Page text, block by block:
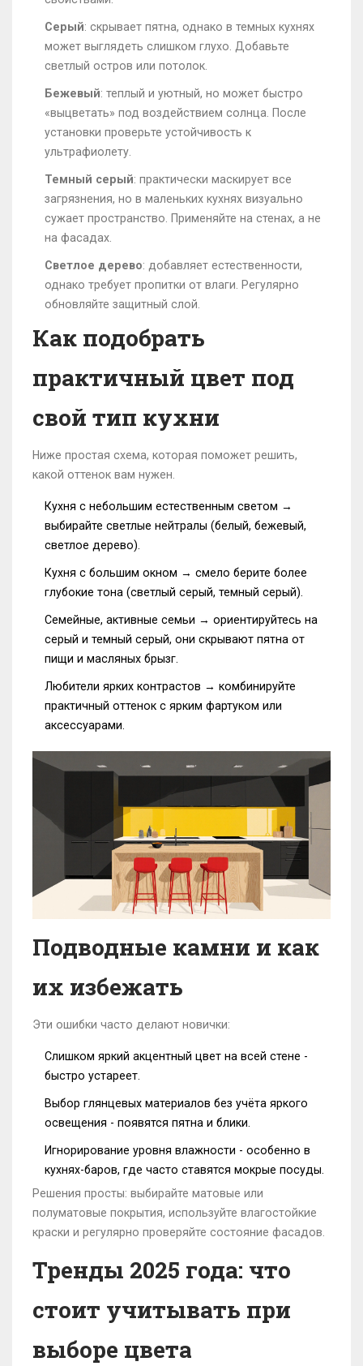
Серый: скрывает пятна, однако в темных кухнях
может выглядеть слишком глухо. Добавьте
светлый остров или потолок.
Бежевый: теплый и уютный, но может быстро
«выцветать» под воздействием солнца. После
установки проверьте устойчивость к
ультрафиолету.
Темный серый: практически маскирует все
загрязнения, но в маленьких кухнях визуально
сужает пространство. Применяйте на стенах, а не
на фасадах.
Светлое дерево: добавляет естественности,
однако требует пропитки от влаги. Регулярно
обновляйте защитный слой.
Как подобрать
практичный цвет под
свой тип кухни
Ниже простая схема, которая поможет решить,
какой оттенок вам нужен.
Кухня с небольшим естественным светом →
выбирайте светлые нейтралы (белый, бежевый,
светлое дерево).
Кухня с большим окном → смело берите более
глубокие тона (светлый серый, темный серый).
Семейные, активные семьи → ориентируйтесь на
серый и темный серый, они скрывают пятна от
пищи и масляных брызг.
Любители ярких контрастов → комбинируйте
практичный оттенок с ярким фартуком или
аксессуарами.
Подводные камни и как
их избежать
Эти ошибки часто делают новички:
Слишком яркий акцентный цвет на всей стене -
быстро устареет.
Выбор глянцевых материалов без учёта яркого
освещения - появятся пятна и блики.
Игнорирование уровня влажности - особенно в
кухнях-баров, где часто ставятся мокрые посуды.
Решения просты: выбирайте матовые или
полуматовые покрытия, используйте влагостойкие
краски и регулярно проверяйте состояние фасадов.
Тренды 2025 года: что
стоит учитывать при
выборе цвета